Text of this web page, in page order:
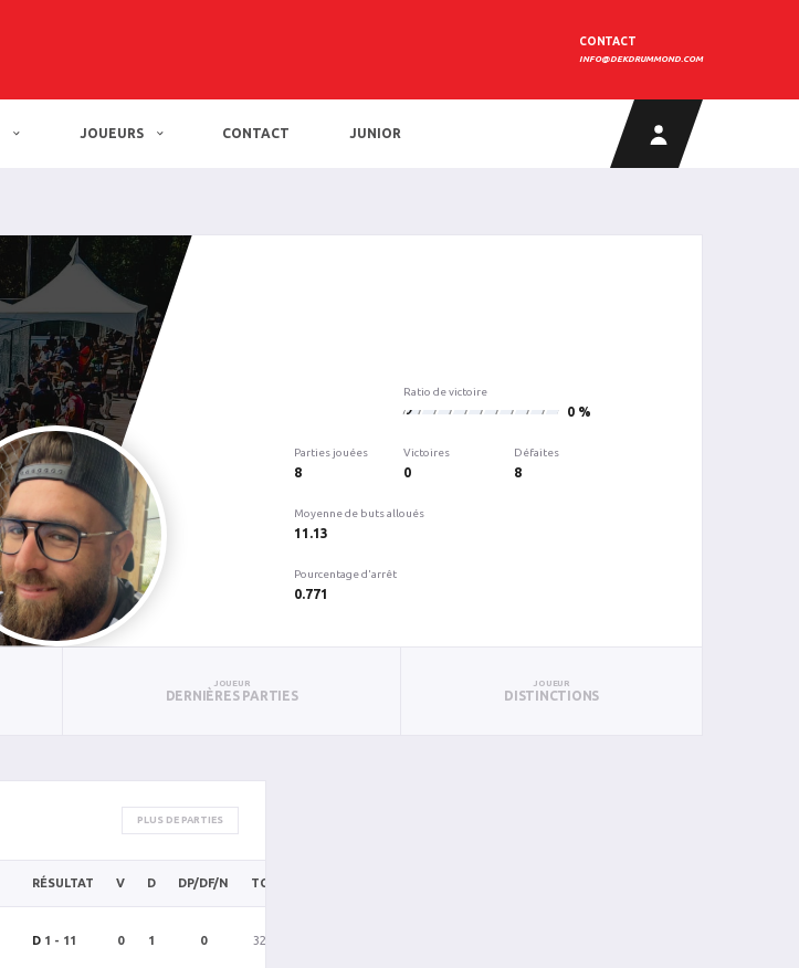
CONTACT
INFO@DEKDRUMMOND.COM
JOUEURS CONTACT JUNIOR
Ratio de victoire
0 0 %
Parties jouées
8
Victoires
0
Défaites
8
Moyenne de buts alloués
11.13
Pourcentage d'arrêt
0.771
JOUEUR
DERNIÈRES PARTIES
JOUEUR
DISTINCTIONS
PLUS DE PARTIES
RÉSULTAT V D DP/DF/N TC
D 1 - 11 0 1 0 32